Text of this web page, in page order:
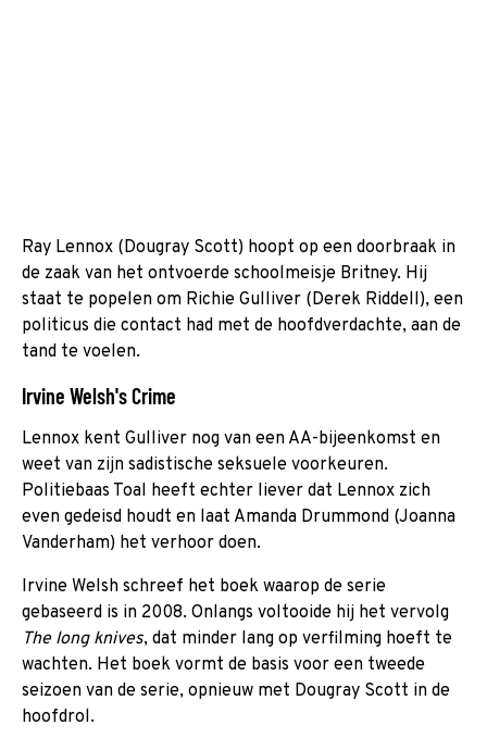
Ray Lennox (Dougray Scott) hoopt op een doorbraak in
de zaak van het ontvoerde schoolmeisje Britney. Hij
staat te popelen om Richie Gulliver (Derek Riddell), een
politicus die contact had met de hoofdverdachte, aan de
tand te voelen.
Irvine Welsh's Crime
Lennox kent Gulliver nog van een AA-bijeenkomst en
weet van zijn sadistische seksuele voorkeuren.
Politiebaas Toal heeft echter liever dat Lennox zich
even gedeisd houdt en laat Amanda Drummond (Joanna
Vanderham) het verhoor doen.
Irvine Welsh schreef het boek waarop de serie
gebaseerd is in 2008. Onlangs voltooide hij het vervolg
The long knives, dat minder lang op verfilming hoeft te
wachten. Het boek vormt de basis voor een tweede
seizoen van de serie, opnieuw met Dougray Scott in de
hoofdrol.